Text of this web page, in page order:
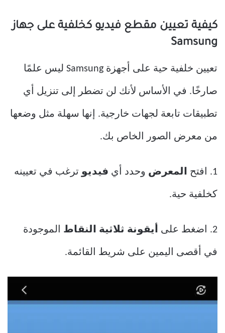
كيفية تعيين مقطع فيديو كخلفية على جهاز
Samsung
تعيين خلفية حية على أجهزة Samsung ليس علمًا
صارخًا. في الأساس لأنك لن تضطر إلى تنزيل أي
تطبيقات تابعة لجهات خارجية. إنها سهلة مثل وضعها
من معرض الصور الخاص بك.
1. افتح المعرض وحدد أي فيديو ترغب في تعيينه
كخلفية حية.
2. اضغط على أيقونة ثلاثية النقاط الموجودة
في أقصى اليمين على شريط القائمة.